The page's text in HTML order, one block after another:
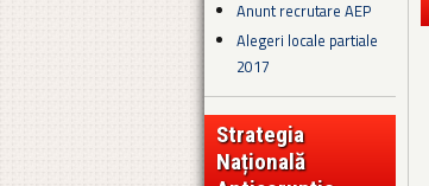
Anunt recrutare AEP
Alegeri locale partiale
2017
Strategia
Națională